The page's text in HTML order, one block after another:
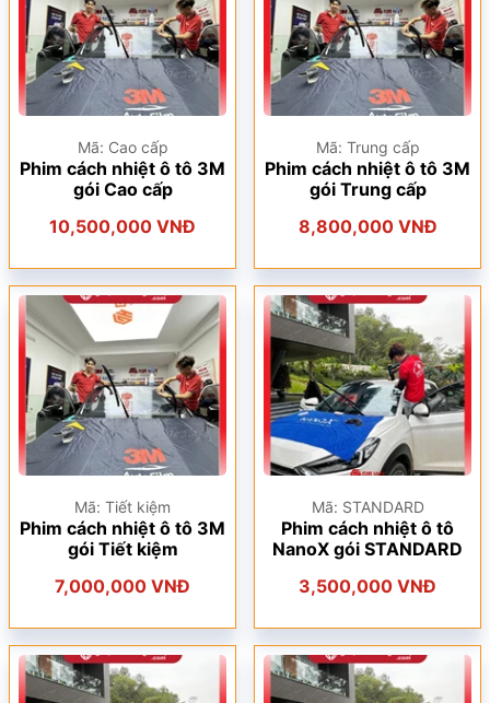
Mã: Cao cấp
Phim cách nhiệt ô tô 3M
gói Cao cấp
10,500,000 VNĐ
Mã: Trung cấp
Phim cách nhiệt ô tô 3M
gói Trung cấp
8,800,000 VNĐ
Mã: Tiết kiệm
Phim cách nhiệt ô tô 3M
gói Tiết kiệm
7,000,000 VNĐ
Mã: STANDARD
Phim cách nhiệt ô tô
NanoX gói STANDARD
3,500,000 VNĐ